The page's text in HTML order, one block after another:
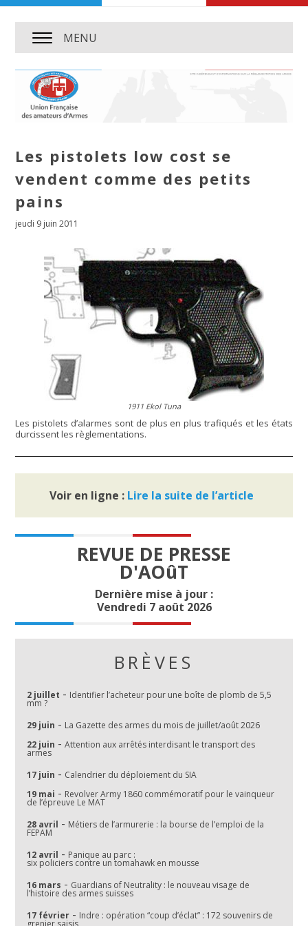
MENU
Les pistolets low cost se
vendent comme des petits
pains
jeudi 9 juin 2011
1911 Ekol Tuna
Les pistolets d’alarmes sont de plus en plus trafiqués et les états
durcissent les règlementations.
Voir en ligne : Lire la suite de l’article
REVUE DE PRESSE
D'AOûT
Dernière mise à jour :
Vendredi 7 août 2026
BRÈVES
2 juillet - Identifier l’acheteur pour une boîte de plomb de 5,5
mm ?
29 juin - La Gazette des armes du mois de juillet/août 2026
22 juin -Attention aux arrêtés interdisant le transport des
armes
17 juin - Calendrier du déploiement du SIA
19 mai - Revolver Army 1860 commémoratif pour le vainqueur
de l’épreuve Le MAT
28 avril - Métiers de l’armurerie : la bourse de l’emploi de la
FEPAM
12 avril - Panique au parc :
six policiers contre un tomahawk en mousse
16 mars - Guardians of Neutrality : le nouveau visage de
l’histoire des armes suisses
17 février - Indre : opération “coup d’éclat” : 172 souvenirs de